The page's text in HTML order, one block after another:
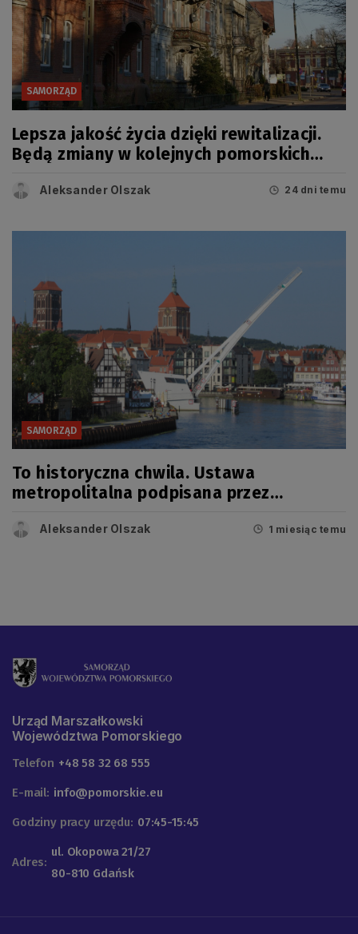
SAMORZĄD
Lepsza jakość życia dzięki rewitalizacji.
Będą zmiany w kolejnych pomorskich
Aleksander Olszak 24 dni temu
SAMORZĄD
To historyczna chwila. Ustawa
metropolitalna podpisana przez
Aleksander Olszak 1 miesiąc temu
Urząd Marszałkowski
Województwa Pomorskiego
Telefon +48 58 32 68 555
E-mail: info@pomorskie.eu
Godziny pracy urzędu: 07:45-15:45
Adres:
ul. Okopowa 21/27
80-810 Gdańsk